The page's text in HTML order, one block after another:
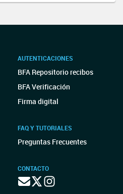
AUTENTICACIONES
BFA Repositorio recibos
BFA Verificación
Firma digital
FAQ Y TUTORIALES
Preguntas Frecuentes
CONTACTO